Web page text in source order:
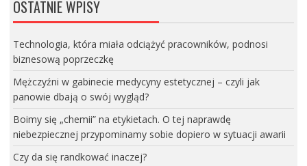
OSTATNIE WPISY
Technologia, która miała odciążyć pracowników, podnosi
biznesową poprzeczkę
Mężczyźni w gabinecie medycyny estetycznej – czyli jak
panowie dbają o swój wygląd?
Boimy się „chemii” na etykietach. O tej naprawdę
niebezpiecznej przypominamy sobie dopiero w sytuacji awarii
Czy da się randkować inaczej?